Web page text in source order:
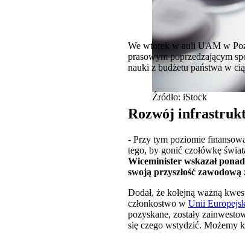
Źródło: iStock
We wtorek w auli UAM w
prasowym poprzedzającym
nauki z budżetu państwa w
Rozwój
- Przy tym poziomie
tego, by gonić czołówkę
Wiceminister wskazał
swoją przyszłość
Dodał, że kolejną ważną
członkostwo w Unii
pozyskane, zostały
się czego wstydzić. Możemy